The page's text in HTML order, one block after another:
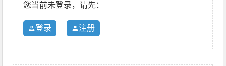
您当前未登录，请先：
登录 注册